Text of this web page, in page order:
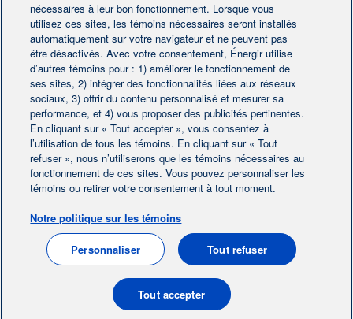
Contactez-nous
Accueil | Contactez-nous |
Préférences des témoins | Avis juridique
Protection des renseignements personnels
© 2004-2026, Énergir. Tous droits réservés.
nécessaires à leur bon fonctionnement. Lorsque vous
utilisez ces sites, les témoins nécessaires seront installés
automatiquement sur votre navigateur et ne peuvent pas
être désactivés. Avec votre consentement, Énergir utilise
d’autres témoins pour : 1) améliorer le fonctionnement de
ses sites, 2) intégrer des fonctionnalités liées aux réseaux
sociaux, 3) offrir du contenu personnalisé et mesurer sa
performance, et 4) vous proposer des publicités pertinentes.
En cliquant sur « Tout accepter », vous consentez à
l’utilisation de tous les témoins. En cliquant sur « Tout
refuser », nous n’utiliserons que les témoins nécessaires au
fonctionnement de ces sites. Vous pouvez personnaliser les
témoins ou retirer votre consentement à tout moment.
Notre politique sur les témoins
Personnaliser Tout refuser
Tout accepter